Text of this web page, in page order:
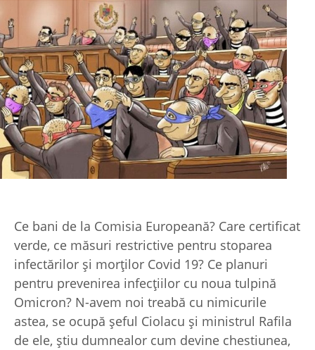
Ce bani de la Comisia Europeană? Care certificat
verde, ce măsuri restrictive pentru stoparea
infectărilor şi morţilor Covid 19? Ce planuri
pentru prevenirea infecţiilor cu noua tulpină
Omicron? N-avem noi treabă cu nimicurile
astea, se ocupă şeful Ciolacu şi ministrul Rafila
de ele, ştiu dumnealor cum devine chestiunea,